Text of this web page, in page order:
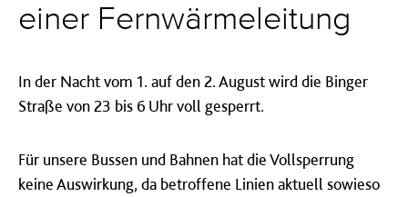
einer Fernwärmeleitung
In der Nacht vom 1. auf den 2. August wird die Binger
Straße von 23 bis 6 Uhr voll gesperrt.
Für unsere Bussen und Bahnen hat die Vollsperrung
keine Auswirkung, da betroffene Linien aktuell sowieso